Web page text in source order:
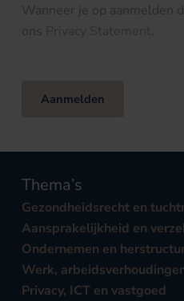
Wanneer je op aanmelden
ons Privacy Statement.
Aanmelden
Thema’s
Gezondheidsrecht en
Aansprakelijkheid en
Ondernemen en
Werk,
Privacy, ICT en vastgoed